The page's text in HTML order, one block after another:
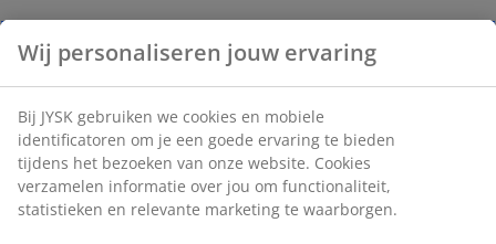
Wij personaliseren jouw ervaring
Bij JYSK gebruiken we cookies en mobiele
identificatoren om je een goede ervaring te bieden
tijdens het bezoeken van onze website. Cookies
verzamelen informatie over jou om functionaliteit,
statistieken en relevante marketing te waarborgen.